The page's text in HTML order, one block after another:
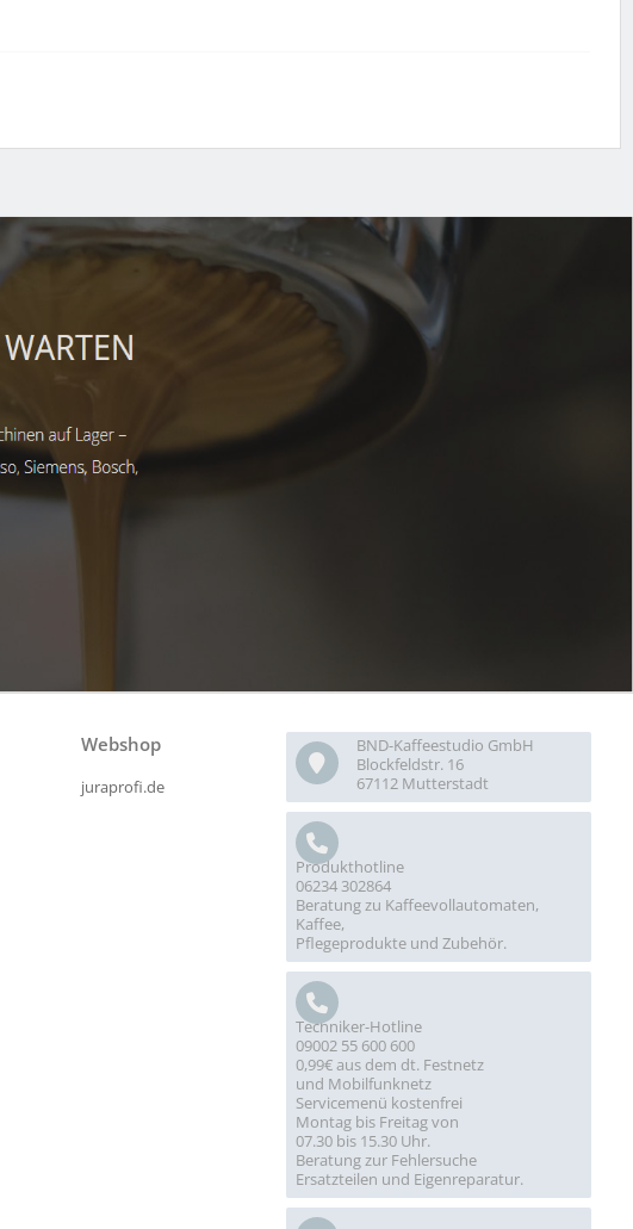
BND-Kaffeestudio GmbH
Blockfeldstr. 16
67112 Mutterstadt
Produkthotline
06234 302864
Beratung zu Kaffeevollautomaten,
Kaffee,
Pflegeprodukte und Zubehör.
Techniker-Hotline
09002 55 600 600
0,99€ aus dem dt. Festnetz
und Mobilfunknetz
Servicemenü kostenfrei
Montag bis Freitag von
07.30 bis 15.30 Uhr.
Beratung zur Fehlersuche
Ersatzteilen und Eigenreparatur.
Webshop
juraprofi.de